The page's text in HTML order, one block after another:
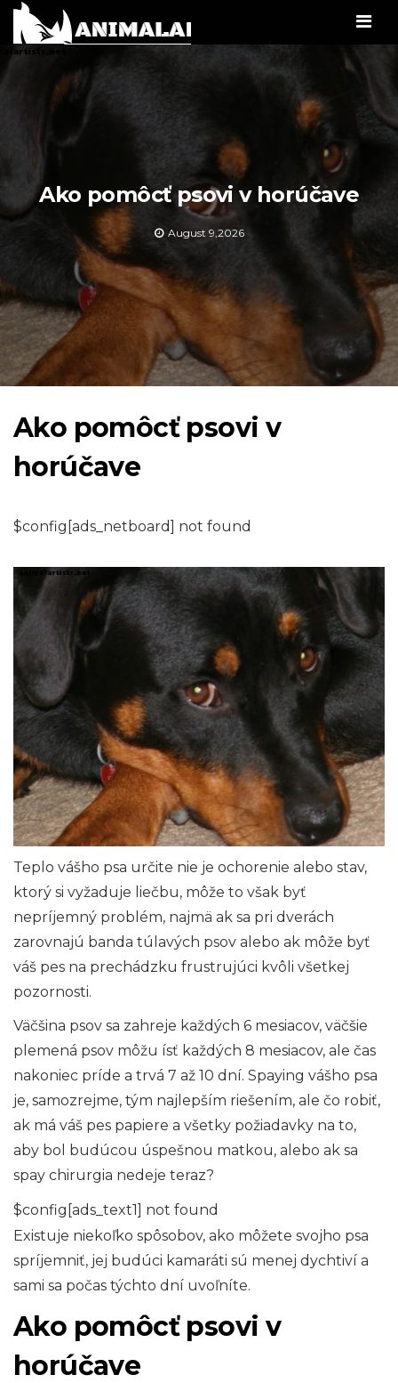
Ako pomôcť psovi v horúčave
August 9,2026
Ako pomôcť psovi v
horúčave
$config[ads_netboard] not found
Teplo vášho psa určite nie je ochorenie alebo stav,
ktorý si vyžaduje liečbu, môže to však byť
nepríjemný problém, najmä ak sa pri dverách
zarovnajú banda túlavých psov alebo ak môže byť
váš pes na prechádzku frustrujúci kvôli všetkej
pozornosti.
Väčšina psov sa zahreje každých 6 mesiacov, väčšie
plemená psov môžu ísť každých 8 mesiacov, ale čas
nakoniec príde a trvá 7 až 10 dní. Spaying vášho psa
je, samozrejme, tým najlepším riešením, ale čo robiť,
ak má váš pes papiere a všetky požiadavky na to,
aby bol budúcou úspešnou matkou, alebo ak sa
spay chirurgia nedeje teraz?
$config[ads_text1] not found
Existuje niekoľko spôsobov, ako môžete svojho psa
spríjemniť, jej budúci kamaráti sú menej dychtiví a
sami sa počas týchto dní uvoľníte.
Ako pomôcť psovi v
horúčave